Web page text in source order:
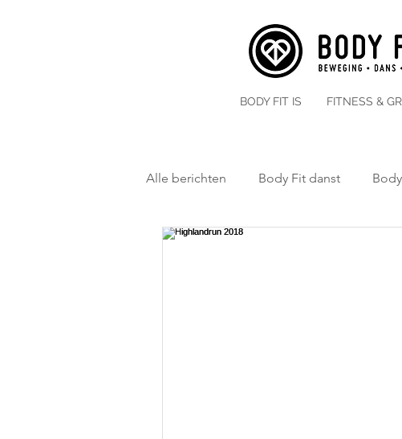
BODY FIT IS FITNESS &
Alle berichten Body Fit danst